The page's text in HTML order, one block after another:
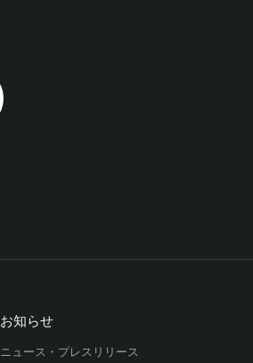
お知らせ
ニュース・プレスリリース